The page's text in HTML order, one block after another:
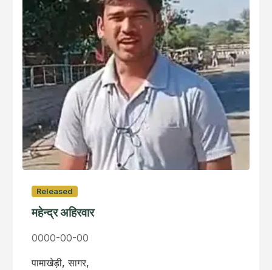
Released
महेन्द्र अहिरवार
0000-00-00
पामाखेड़ी, सागर,